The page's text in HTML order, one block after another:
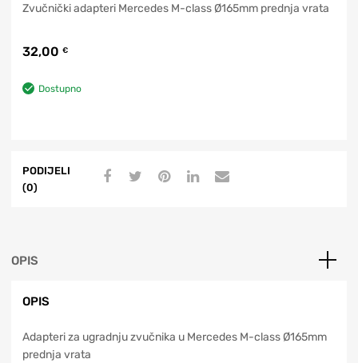
Zvučnički adapteri Mercedes M-class Ø165mm prednja vrata
32,00 €
Dostupno
PODIJELI
(0)
OPIS
OPIS
Adapteri za ugradnju zvučnika u Mercedes M-class Ø165mm
prednja vrata